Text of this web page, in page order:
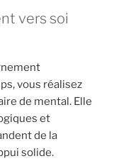
vers soi
vous réalisez
de mental. Elle
et
de la
solide.